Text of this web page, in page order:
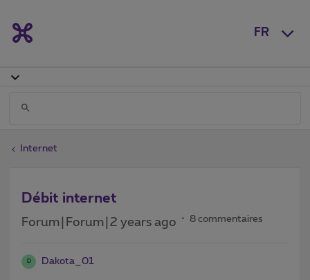
FR
Internet
Débit internet
Forum|Forum|2 years ago 8 commentaires
D Dakota_01